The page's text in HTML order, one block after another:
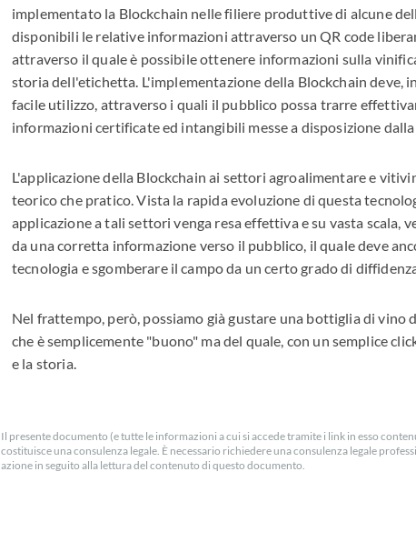
implementato la Blockchain nelle filiere produttive di alcune
disponibili le relative informazioni attraverso un QR code
attraverso il quale è possibile ottenere informazioni sulla
storia dell'etichetta. L'implementazione della Blockchain
facile utilizzo, attraverso i quali il pubblico possa trarre
informazioni certificate ed intangibili messe a disposizione
L'applicazione della Blockchain ai settori agroalimentare e
teorico che pratico. Vista la rapida evoluzione di questa
applicazione a tali settori venga resa effettiva e su vasta scala,
da una corretta informazione verso il pubblico, il quale deve
tecnologia e sgomberare il campo da un certo grado di
Nel frattempo, però, possiamo già gustare una bottiglia di vino
che è semplicemente "buono" ma del quale, con un semplice
e la storia.
Il presente documento (e tutte le informazioni a cui si accede tramite i link in esso
costituisce una consulenza legale. È necessario richiedere una consulenza legale
azione in seguito alla lettura del contenuto di questo documento.